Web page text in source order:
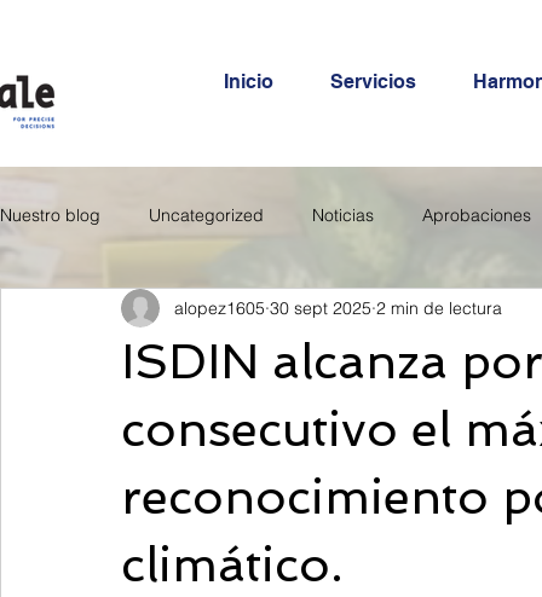
Inicio Servicios
Nuestro blog Uncategorized Noticias Aprobaciones
ISDIN alcanza
consecutivo el
reconocimiento
climático.
alopez1605 30 sept 2025 2 min de lectura